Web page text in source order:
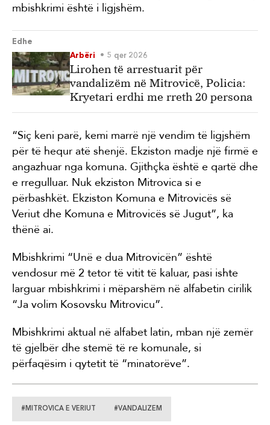
mbishkrimi është i ligjshëm.
Edhe
Arbëri
5 qer 2026
Lirohen të arrestuarit për
vandalizëm në Mitrovicë, Policia:
Kryetari erdhi me rreth 20 persona
“Siç keni parë, kemi marrë një vendim të ligjshëm
për të hequr atë shenjë. Ekziston madje një firmë e
angazhuar nga komuna. Gjithçka është e qartë dhe
e rregulluar. Nuk ekziston Mitrovica si e
përbashkët. Ekziston Komuna e Mitrovicës së
Veriut dhe Komuna e Mitrovicës së Jugut”, ka
thënë ai.
Mbishkrimi “Unë e dua Mitrovicën” është
vendosur më 2 tetor të vitit të kaluar, pasi ishte
larguar mbishkrimi i mëparshëm në alfabetin cirilik
“Ja volim Kosovsku Mitrovicu”.
Mbishkrimi aktual në alfabet latin, mban një zemër
të gjelbër dhe stemë të re komunale, si
përfaqësim i qytetit të “minatorëve”.
#MITROVICA E VERIUT #VANDALIZEM